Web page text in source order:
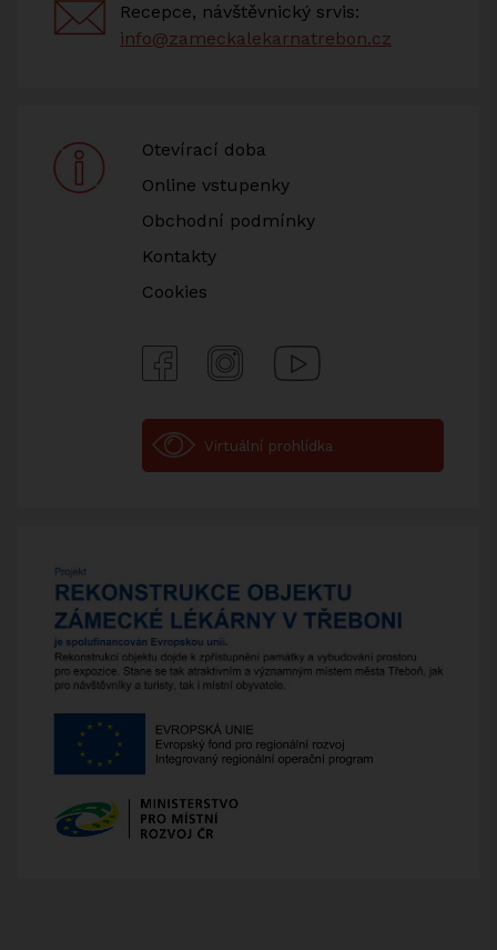
Recepce, návštěvnický srvis:
info@zameckalekarnatrebon.cz
Otevírací doba
Online vstupenky
Obchodní podmínky
Kontakty
Cookies
Virtuální prohlídka